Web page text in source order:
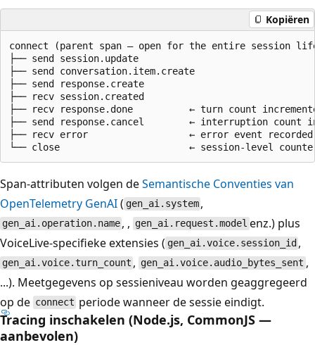
Kopiëren
connect (parent span — open for the entire session
├── send session.update
├── send conversation.item.create
├── send response.create
├── recv session.created
├── recv response.done          ← turn count
├── send response.cancel        ← interruption count
├── recv error                  ← error event recorded
Span-attributen volgen deSemantische Conventies van
OpenTelemetry GenAI( gen_ai.system ,
gen_ai.operation.name , , gen_ai.request.model enz.) plus
VoiceLive-specifieke extensies ( gen_ai.voice.session_id ,
gen_ai.voice.turn_count , gen_ai.voice.audio_bytes_sent ,
...). Meetgegevens op sessieniveau worden geaggregeerd
op de connect periode wanneer de sessie eindigt.
Tracing inschakelen (Node.js, CommonJS —
aanbevolen)